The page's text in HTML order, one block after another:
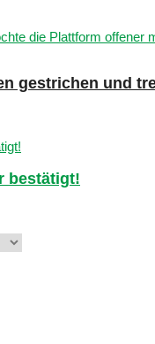
gestrichen und
bestätigt!